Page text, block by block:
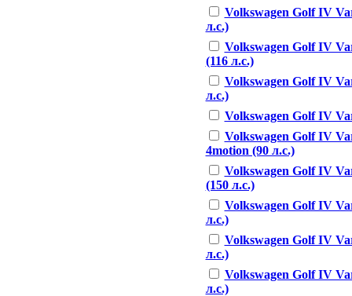
Volkswagen Golf IV
л.с.)
Volkswagen Golf IV
(116 л.с.)
Volkswagen Golf IV
л.с.)
Volkswagen Golf IV
Volkswagen Golf IV
4motion (90 л.с.)
Volkswagen Golf IV
(150 л.с.)
Volkswagen Golf IV
л.с.)
Volkswagen Golf IV
л.с.)
Volkswagen Golf IV
л.с.)